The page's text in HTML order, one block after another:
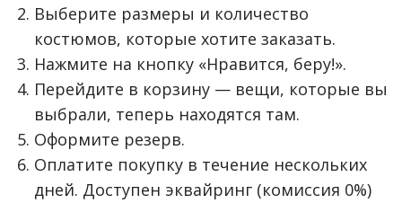
Выберите размеры и количество
костюмов, которые хотите заказать.
Нажмите на кнопку «Нравится, беру!».
Перейдите в корзину — вещи, которые вы
выбрали, теперь находятся там.
Оформите резерв.
Оплатите покупку в течение нескольких
дней. Доступен эквайринг (комиссия 0%)